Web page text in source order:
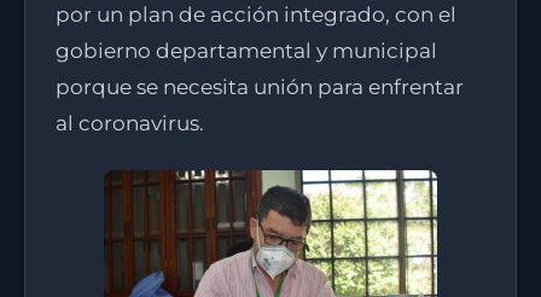
por un plan de acción integrado, con el
gobierno departamental y municipal
porque se necesita unión para enfrentar
al coronavirus.